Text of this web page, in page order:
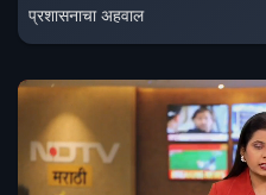
प्रशासनाचा अहवाल